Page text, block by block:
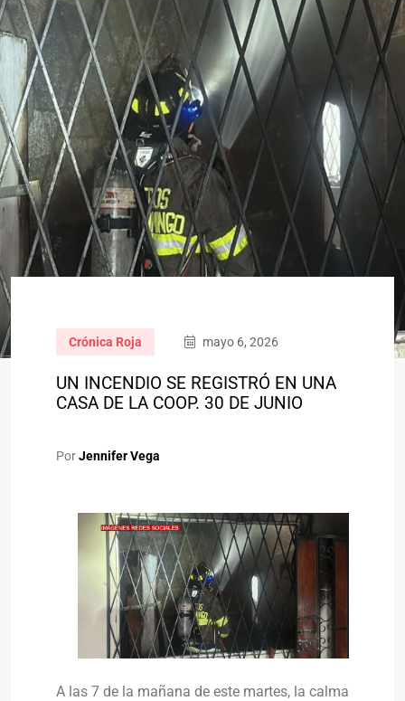
Crónica Roja mayo 6, 2026
UN INCENDIO SE REGISTRÓ EN UNA
CASA DE LA COOP. 30 DE JUNIO
PorJennifer Vega
A las 7 de la mañana de este martes, la calma